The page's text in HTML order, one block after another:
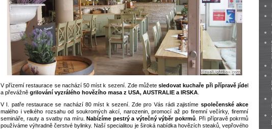
V přízemí restaurace se nachází 50 míst k sezení. Zde můžetesledovat kuchaře při přípravě jídel
a převážně grilování vyzrálého hovězího masa z USA, AUSTRALIE a IRSKA
V I. patře restaurace se nachází 80 míst k sezení. Zde pro Vás rádi zajistíme společenské akce
malého i velkého rozsahu od soukromých akcí, narozenin, promocí až po firemní večírky, firemní
semináře, rauty a svatby na míru. Nabízíme pestrý a výtečný výběr pokrmů . Při přípravě pokrmů
používáme výhradně čerstvé bylinky. Naší specialitou je široká nabídka hovězích steaků, vepřového